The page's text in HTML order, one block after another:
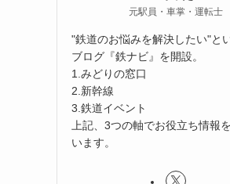
元駅員・車掌・運転士
"鉄道のお悩みを解決したい"と
ブログ『鉄ナビ』を開設。
1.みどりの窓口
2.新幹線
3.鉄道イベント
上記、3つの軸でお役立ち情報
います。